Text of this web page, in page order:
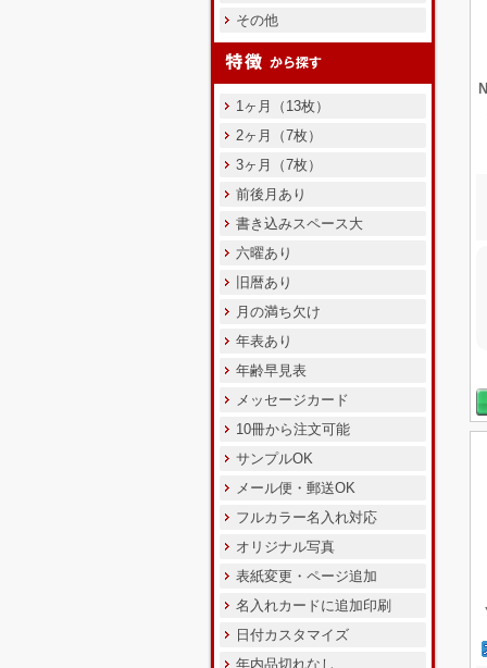
その他
1ヶ月（13枚）
2ヶ月（7枚）
3ヶ月（7枚）
前後月あり
書き込みスペース大
六曜あり
旧暦あり
月の満ち欠け
年表あり
年齢早見表
メッセージカード
10冊から注文可能
サンプルOK
メール便・郵送OK
フルカラー名入れ対応
オリジナル写真
表紙変更・ページ追加
名入れカードに追加印刷
日付カスタマイズ
年内品切れなし